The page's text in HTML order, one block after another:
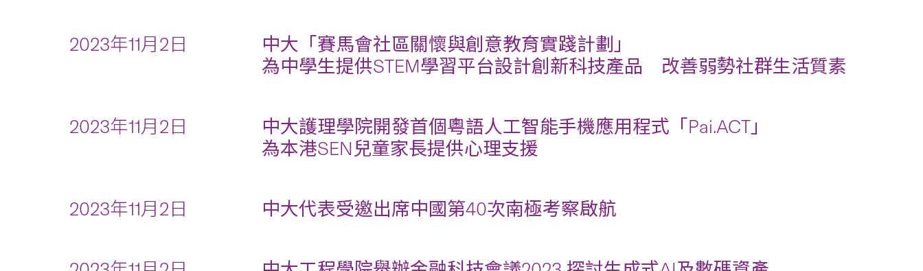
2023年11月2日
中大「賽馬會社區關懷與創意教育實踐計劃」
為中學生提供STEM學習平台設計創新科技產品 改善弱勢社群生活質素
2023年11月2日
中大護理學院開發首個粵語人工智能手機應用程式「Pai.ACT」
為本港SEN兒童家長提供心理支援
2023年11月2日 中大代表受邀出席中國第40次南極考察啟航